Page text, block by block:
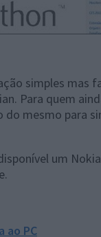
simples mas
Para quem
do mesmo para
um
ao PC